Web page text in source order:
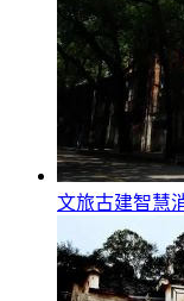
文旅古建智慧